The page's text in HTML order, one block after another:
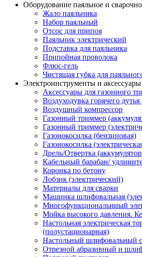
Оборудование паяльное и
Жало паяльника
Набор паяльный
Отсос для припоя
Паяльник электрический
Подставка для паяльника
Припойная проволока
Флюс-гель
Чистящая губка для
Электроинструменты и
Аксессуары для газонного
Воздуходувка горячего дутья
Воздушный компрессор
Газонный триммер
Газонный триммер
Газонокосилка (бензиновая)
Газонокосилка
Дрель/Отвертка
Кабельный барабан/
Коронка по бетону
Лобзик (электрический)
Материалы для сварки
Машинка шлифовальная
Многофункциональниый
Мойка высокого давления.
Настольная электрическая
(полустационарная)
Настольный шлифовальный
Отрезной абразивный и